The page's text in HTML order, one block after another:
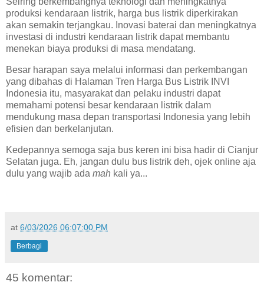
produksi kendaraan listrik, harga bus listrik diperkirakan
akan semakin terjangkau. Inovasi baterai dan meningkatnya
investasi di industri kendaraan listrik dapat membantu
menekan biaya produksi di masa mendatang.
Besar harapan saya melalui informasi dan perkembangan
yang dibahas di Halaman Tren Harga Bus Listrik INVI
Indonesia itu, masyarakat dan pelaku industri dapat
memahami potensi besar kendaraan listrik dalam
mendukung masa depan transportasi Indonesia yang lebih
efisien dan berkelanjutan.
Kedepannya semoga saja bus keren ini bisa hadir di Cianjur
Selatan juga. Eh, jangan dulu bus listrik deh, ojek online aja
dulu yang wajib ada mah kali ya...
at 6/03/2026 06:07:00 PM
Berbagi
45 komentar: